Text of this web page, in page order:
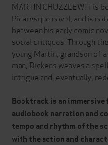
MARTIN CHUZZLEWIT is
Picaresque novel, and is
between his early comic
social critiques. Through
young Martin, grandson of
man, Dickens weaves a
intrigue and, eventually,
Booktrack is an
audiobook narration and
tempo and rhythm of the
with the action and